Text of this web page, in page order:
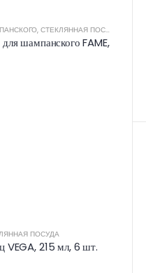
, СТЕКЛЯННАЯ ПОСУДА
шампанского FAME,
ПОСУДА
VEGA, 215 мл, 6 шт.